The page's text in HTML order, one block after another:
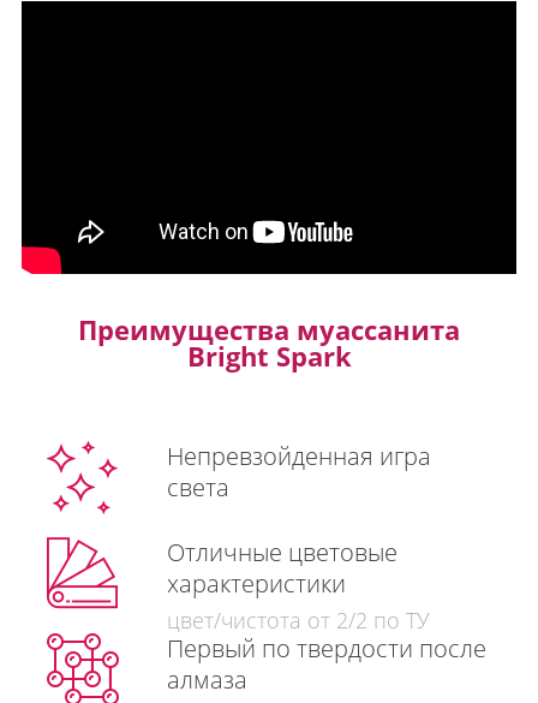
Преимущества муассанита
Bright Spark
Непревзойденная игра
света
Отличные цветовые
характеристики
цвет/чистота от 2/2 по ТУ
Первый по твердости после
алмаза